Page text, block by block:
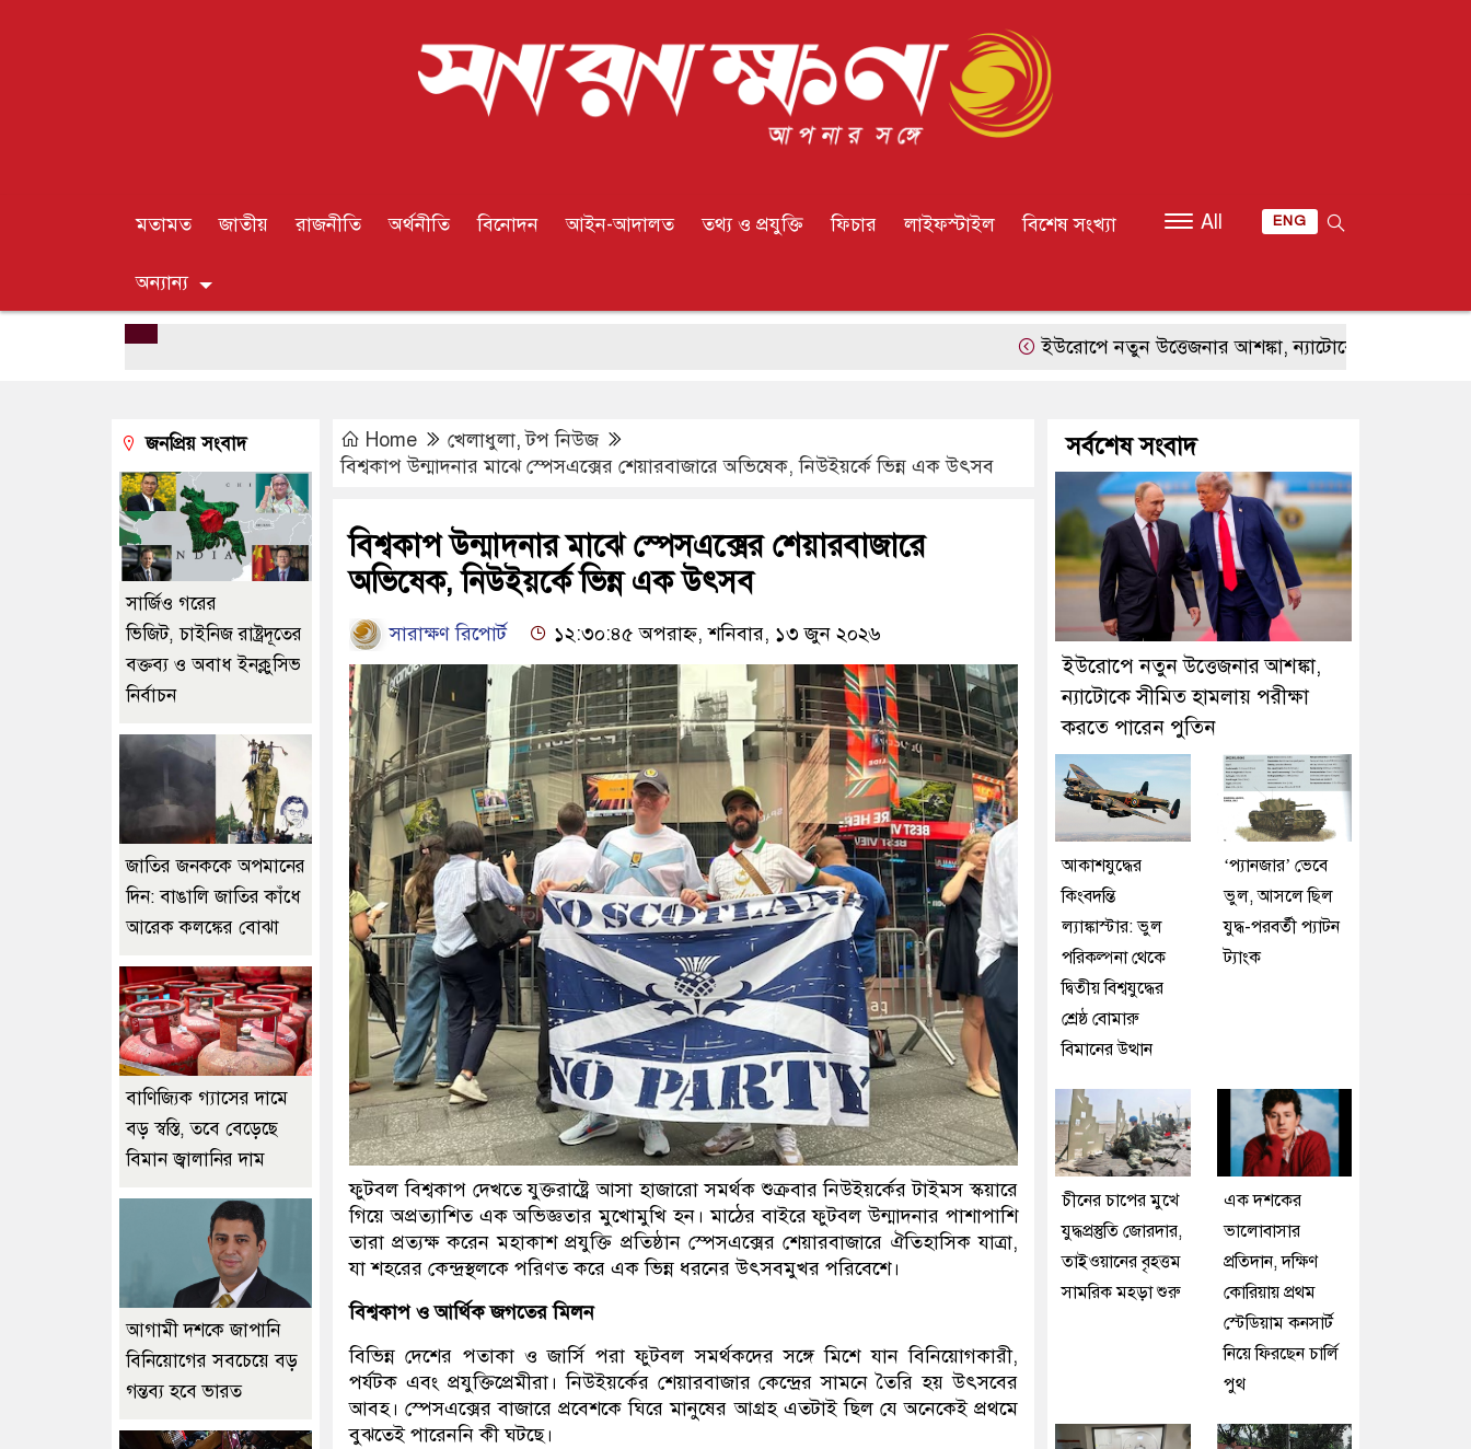
মতামত জাতীয় রাজনীতি অর্থনীতি বিনোদন আইন-আদালত তথ্য ও প্রযুক্তি ফিচার লাইফস্টাইল বিশেষ সংখ্যা
অন্যান্য
All ENG
ইউরোপে নতুন উত্তেজনার আশঙ্কা, ন্যাটোকে সীমিত হামলায়
Home খেলাধুলা,টপ নিউজ
বিশ্বকাপ উন্মাদনার মাঝে স্পেসএক্সের শেয়ারবাজারে অভিষেক, নিউইয়র্কে ভিন্ন এক উৎসব
বিশ্বকাপ উন্মাদনার মাঝে স্পেসএক্সের শেয়ারবাজারে
অভিষেক, নিউইয়র্কে ভিন্ন এক উৎসব
সারাক্ষণ রিপোর্ট ১২:৩০:৪৫ অপরাহ্ন, শনিবার, ১৩ জুন ২০২৬
ফুটবল বিশ্বকাপ দেখতে যুক্তরাষ্ট্রে আসা হাজারো সমর্থক শুক্রবার নিউইয়র্কের টাইমস স্কয়ারে
গিয়ে অপ্রত্যাশিত এক অভিজ্ঞতার মুখোমুখি হন। মাঠের বাইরে ফুটবল উন্মাদনার পাশাপাশি
তারা প্রত্যক্ষ করেন মহাকাশ প্রযুক্তি প্রতিষ্ঠান স্পেসএক্সের শেয়ারবাজারে ঐতিহাসিক যাত্রা,
যা শহরের কেন্দ্রস্থলকে পরিণত করে এক ভিন্ন ধরনের উৎসবমুখর পরিবেশে।
বিশ্বকাপ ও আর্থিক জগতের মিলন
বিভিন্ন দেশের পতাকা ও জার্সি পরা ফুটবল সমর্থকদের সঙ্গে মিশে যান বিনিয়োগকারী,
পর্যটক এবং প্রযুক্তিপ্রেমীরা। নিউইয়র্কের শেয়ারবাজার কেন্দ্রের সামনে তৈরি হয় উৎসবের
আবহ। স্পেসএক্সের বাজারে প্রবেশকে ঘিরে মানুষের আগ্রহ এতটাই ছিল যে অনেকেই প্রথমে
বুঝতেই পারেননি কী ঘটছে।
জনপ্রিয় সংবাদ
সার্জিও গরের
ভিজিট, চাইনিজ রাষ্ট্রদূতের
বক্তব্য ও অবাধ ইনক্লুসিভ
নির্বাচন
জাতির জনককে অপমানের
দিন: বাঙালি জাতির কাঁধে
আরেক কলঙ্কের বোঝা
বাণিজ্যিক গ্যাসের দামে
বড় স্বস্তি, তবে বেড়েছে
বিমান জ্বালানির দাম
আগামী দশকে জাপানি
বিনিয়োগের সবচেয়ে বড়
গন্তব্য হবে ভারত
সর্বশেষ সংবাদ
ইউরোপে নতুন উত্তেজনার আশঙ্কা,
ন্যাটোকে সীমিত হামলায় পরীক্ষা
করতে পারেন পুতিন
আকাশযুদ্ধের
কিংবদন্তি
ল্যাঙ্কাস্টার: ভুল
পরিকল্পনা থেকে
দ্বিতীয় বিশ্বযুদ্ধের
শ্রেষ্ঠ বোমারু
বিমানের উত্থান
‘প্যানজার’ ভেবে
ভুল, আসলে ছিল
যুদ্ধ-পরবর্তী প্যাটন
ট্যাংক
চীনের চাপের মুখে
যুদ্ধপ্রস্তুতি জোরদার,
তাইওয়ানের বৃহত্তম
সামরিক মহড়া শুরু
এক দশকের
ভালোবাসার
প্রতিদান, দক্ষিণ
কোরিয়ায় প্রথম
স্টেডিয়াম কনসার্ট
নিয়ে ফিরছেন চার্লি
পুথ